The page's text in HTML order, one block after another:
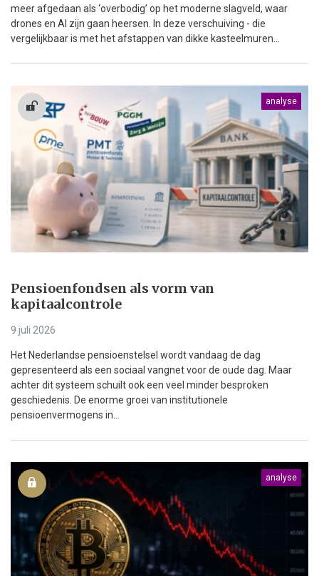
meer afgedaan als ‘overbodig’ op het moderne slagveld, waar
drones en AI zijn gaan heersen. In deze verschuiving - die
vergelijkbaar is met het afstappen van dikke kasteelmuren...
analyse
Pensioenfondsen als vorm van
kapitaalcontrole
9 juli 2026
Het Nederlandse pensioenstelsel wordt vandaag de dag
gepresenteerd als een sociaal vangnet voor de oude dag. Maar
achter dit systeem schuilt ook een veel minder besproken
geschiedenis. De enorme groei van institutionele
pensioenvermogens in...
analyse